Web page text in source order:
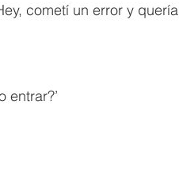
cometí un error y quería
entrar?’